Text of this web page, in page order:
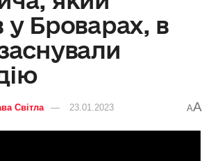
у Броварах, в
Світла 23.01.2023 AA